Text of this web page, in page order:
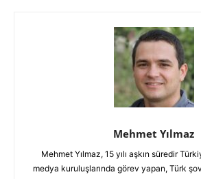
Mehmet Yılmaz
Mehmet Yılmaz, 15 yılı aşkın süredir
medya kuruluşlarında görev yapan, Türk